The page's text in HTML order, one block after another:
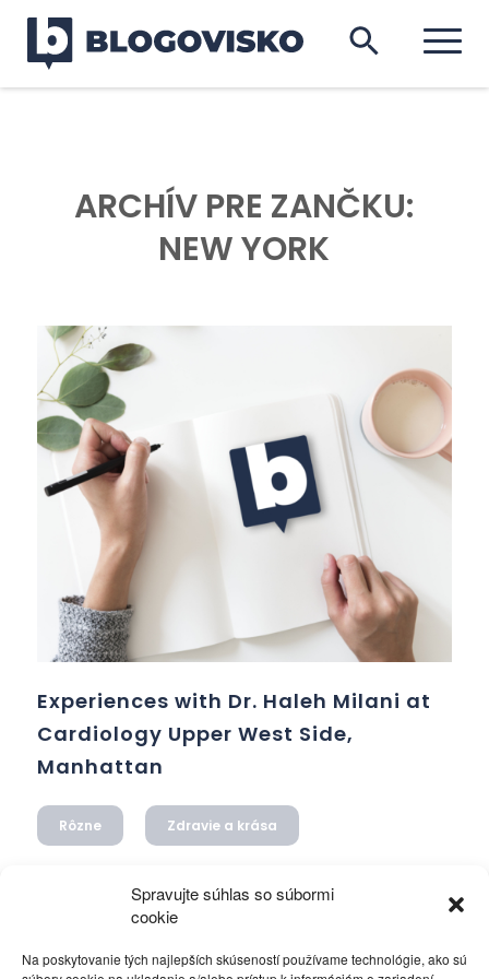
Spravujte súhlas so súbormi
cookie
Na poskytovanie tých najlepších skúseností používame technológie, ako sú
ARCHÍV PRE ZANČKU:
NEW YORK
Experiences with Dr. Haleh Milani at
Cardiology Upper West Side,
Manhattan
Rôzne Zdravie a krása
Cardiology at its best at Dr. Milani's Central Park
Physicians in New York, Upper West Side
14. júla 2024 / Autor:jozef